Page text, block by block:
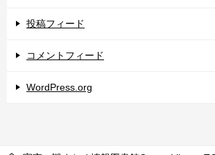
投稿フィード
コメントフィード
WordPress.org